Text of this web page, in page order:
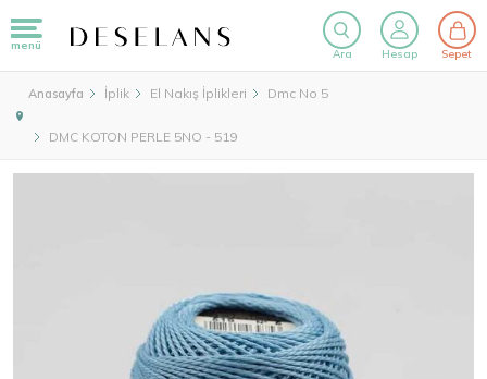
menü
Ara Hesap Sepet
Anasayfa İplik El Nakış İplikleri Dmc No 5
DMC KOTON PERLE 5NO - 519